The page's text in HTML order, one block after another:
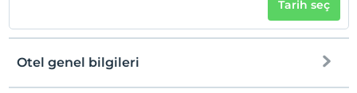
Tarih seç
Otel genel bilgileri